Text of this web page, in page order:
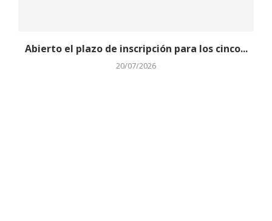
Abierto el plazo de inscripción para los cinco...
20/07/2026